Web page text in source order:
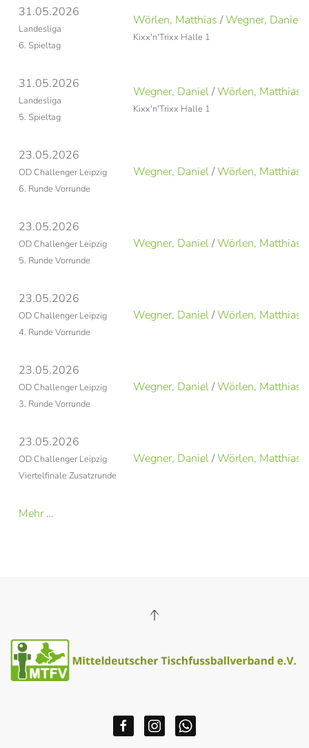
31.05.2026
Landesliga
6. Spieltag
Wörlen, Matthias /Wegner, Daniel
Kixx'n'Trixx Halle 1
31.05.2026
Landesliga
5. Spieltag
Wegner, Daniel/Wörlen, Matthias
Kixx'n'Trixx Halle 1
23.05.2026
OD Challenger Leipzig
6. Runde Vorrunde
Wegner, Daniel/Wörlen, Matthias
23.05.2026
OD Challenger Leipzig
5. Runde Vorrunde
Wegner, Daniel/Wörlen, Matthias
23.05.2026
OD Challenger Leipzig
4. Runde Vorrunde
Wegner, Daniel/Wörlen, Matthias
23.05.2026
OD Challenger Leipzig
3. Runde Vorrunde
Wegner, Daniel/Wörlen, Matthias
23.05.2026
OD Challenger Leipzig
Viertelfinale Zusatzrunde
Wegner, Daniel/Wörlen, Matthias
Mehr …